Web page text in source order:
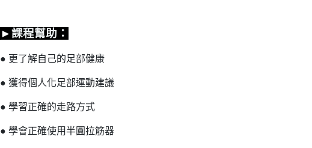
►課程幫助：
● 更了解自己的足部健康
● 獲得個人化足部運動建議
● 學習正確的走路方式
● 學會正確使用半圓拉筋器